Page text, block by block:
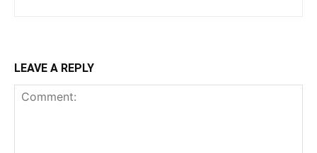
LEAVE A REPLY